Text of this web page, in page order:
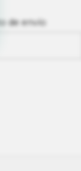
de envío